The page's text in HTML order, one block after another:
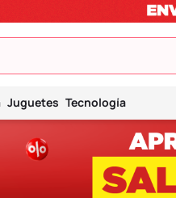
Juguetes Tecnología